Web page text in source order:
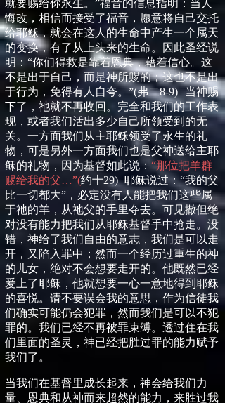
就要赐给你永生。 ”福音的信息指明：当人
悔改，相信而接受了福音，愿意将自己交托
给耶稣，就会在这人的生命中产生一个属天
的变换，有了从上头来的生命。因此圣经说
明： “你们得救是靠着恩典，藉着信心。这
不是出于自己，而是神所赐的；这也不是出
于行为，免得有人自夸。”(弗二8-9) 当神赐
下了，祂就不再收回。完全和我们的工作表
现，或者我们活出多少自己所领受到的无
关。一方面我们从主耶稣领受了永生的礼
物，可是另外一方面我们也是父神送给主耶
稣的礼物，因为基督如此说：“那位把羊群
赐给我的父…”(约十29) 耶稣说过：“我的父
比一切都大”，必定没有人能把我们这些属
于祂的羊，从祂父的手里夺去。可见撒但绝
对没有能力把我们从耶稣基督手中抢走。没
错，神给了我们自由的意志，我们是可以走
开，又陷入罪中；然而一个经历过重生的神
的儿女，绝对不会想要走开的。他既然已经
爱上了耶稣，他就想要一心一意地得到耶稣
的喜悦。请不要误会我的意思，作为信徒我
们确实可能仍会犯罪，然而我们是可以不犯
罪的。我们已经不再被罪束缚。透过住在我
们里面的圣灵，神已经把胜过罪的能力赋予
我们了。
当我们在基督里成长起来，神会给我们力
量、恩典和从神而来超然的能力，来胜过我